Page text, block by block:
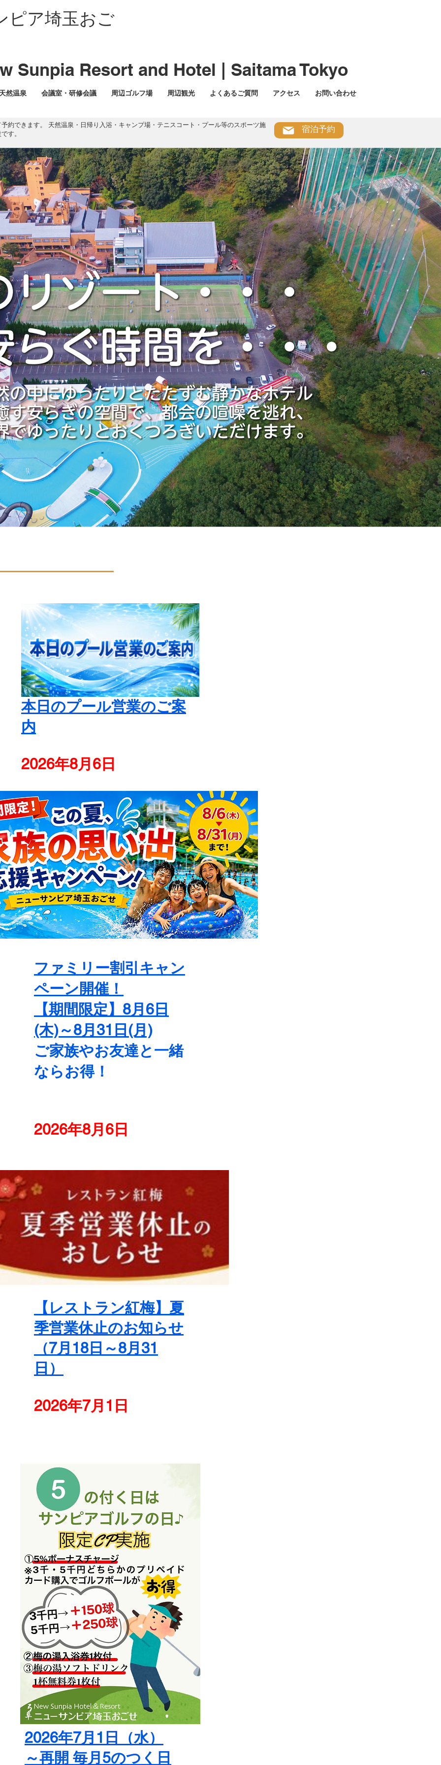
ピア埼玉おご
Sunpia Resort and Hotel | Saitama Tokyo
然温泉 会議室・研修会議 周辺ゴルフ場 周辺観光 よくあるご質問 アクセス お問い合わせ
約できます。 天然温泉・日帰り入浴・キャンプ場・テニスコート・プール等のスポーツ施
す。
宿泊予約
本日のプール営業のご案
内
2026年8月6日
ファミリー割引キャン
ペーン開催！
【期間限定】8月6日
(木)～8月31日(月)
ご家族やお友達と一緒
ならお得！
2026年8月6日
【レストラン紅梅】夏
季営業休止のお知らせ
（7月18日～8月31
日）
2026年7月1日
2026年7月1日（水）
～再開 毎月5のつく日